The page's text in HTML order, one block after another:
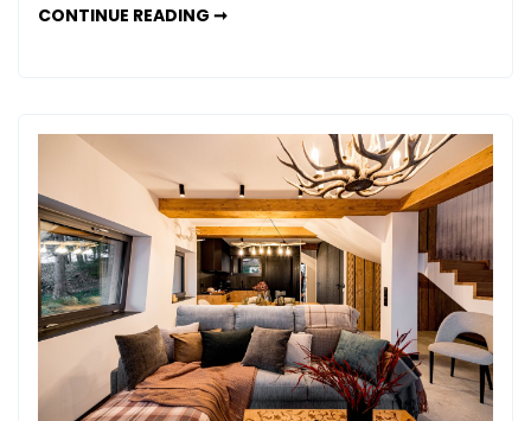
CONTINUE READING ➞JAK
PO
ROLETACH
TERMOIZOLACYJNYCH
ZACIEMNIAJĄCYCH.